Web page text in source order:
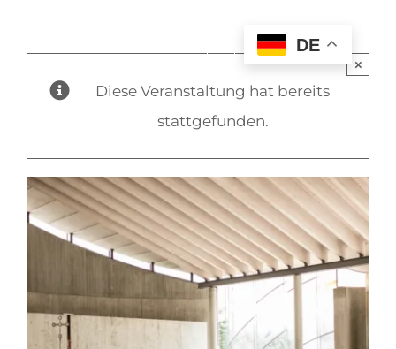
DE
Diese Veranstaltung hat bereits
stattgefunden.
×